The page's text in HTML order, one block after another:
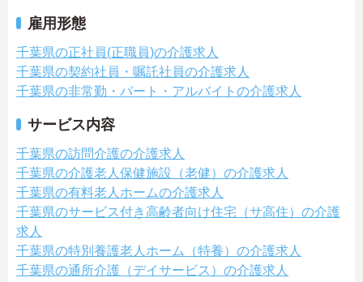
雇用形態
千葉県の正社員(正職員)の介護求人
千葉県の契約社員・嘱託社員の介護求人
千葉県の非常勤・パート・アルバイトの介護求人
サービス内容
千葉県の訪問介護の介護求人
千葉県の介護老人保健施設（老健）の介護求人
千葉県の有料老人ホームの介護求人
千葉県のサービス付き高齢者向け住宅（サ高住）の介護
求人
千葉県の特別養護老人ホーム（特養）の介護求人
千葉県の通所介護（デイサービス）の介護求人